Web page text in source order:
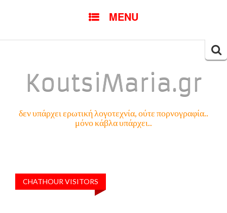
MENU
KoutsiMaria.gr
δεν υπάρχει ερωτική λογοτεχνία, ούτε πορνογραφία..
μόνο κάβλα υπάρχει..
CHATHOUR VISITORS